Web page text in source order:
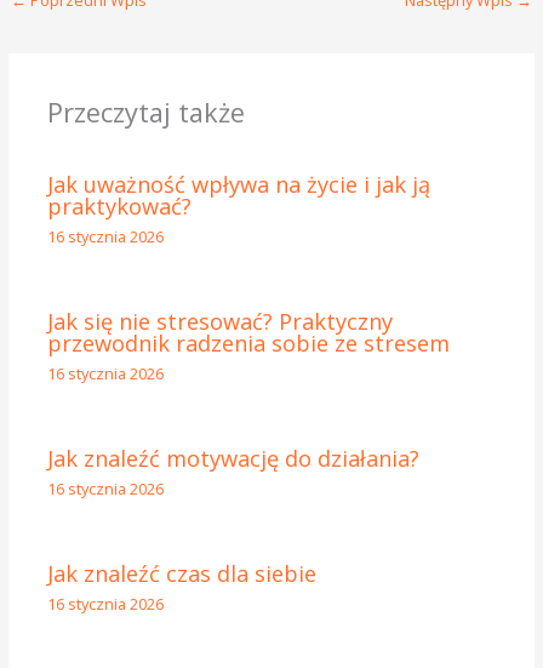
Przeczytaj także
Jak uważność wpływa na życie i jak ją
praktykować?
16 stycznia 2026
Jak się nie stresować? Praktyczny
przewodnik radzenia sobie ze stresem
16 stycznia 2026
Jak znaleźć motywację do działania?
16 stycznia 2026
Jak znaleźć czas dla siebie
16 stycznia 2026